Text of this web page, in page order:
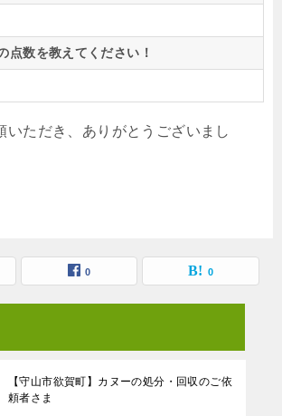
点数を教えてください！
いただき、ありがとうございまし
0 0
【守山市欲賀町】カヌーの処分・回収のご依
頼者さま